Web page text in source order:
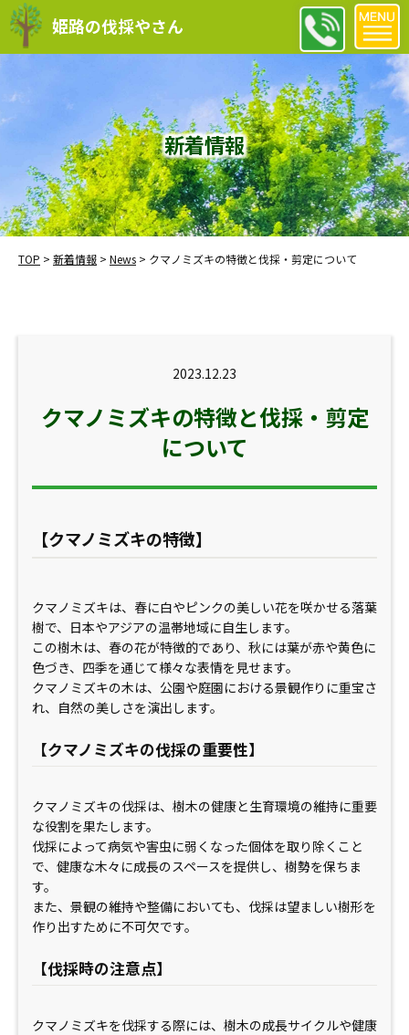
姫路の伐採やさん
新着情報
TOP > 新着情報 > News > クマノミズキの特徴と伐採・剪定について
2023.12.23
クマノミズキの特徴と伐採・剪定
について
【クマノミズキの特徴】
クマノミズキは、春に白やピンクの美しい花を咲かせる落葉
樹で、日本やアジアの温帯地域に自生します。
この樹木は、春の花が特徴的であり、秋には葉が赤や黄色に
色づき、四季を通じて様々な表情を見せます。
クマノミズキの木は、公園や庭園における景観作りに重宝さ
れ、自然の美しさを演出します。
【クマノミズキの伐採の重要性】
クマノミズキの伐採は、樹木の健康と生育環境の維持に重要
な役割を果たします。
伐採によって病気や害虫に弱くなった個体を取り除くこと
で、健康な木々に成長のスペースを提供し、樹勢を保ちま
す。
また、景観の維持や整備においても、伐採は望ましい樹形を
作り出すために不可欠です。
【伐採時の注意点】
クマノミズキを伐採する際には、樹木の成長サイクルや健康